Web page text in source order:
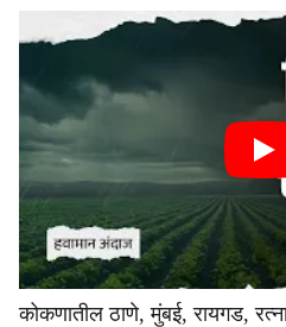
कोकणातील ठाणे, मुंबई, रायगड,